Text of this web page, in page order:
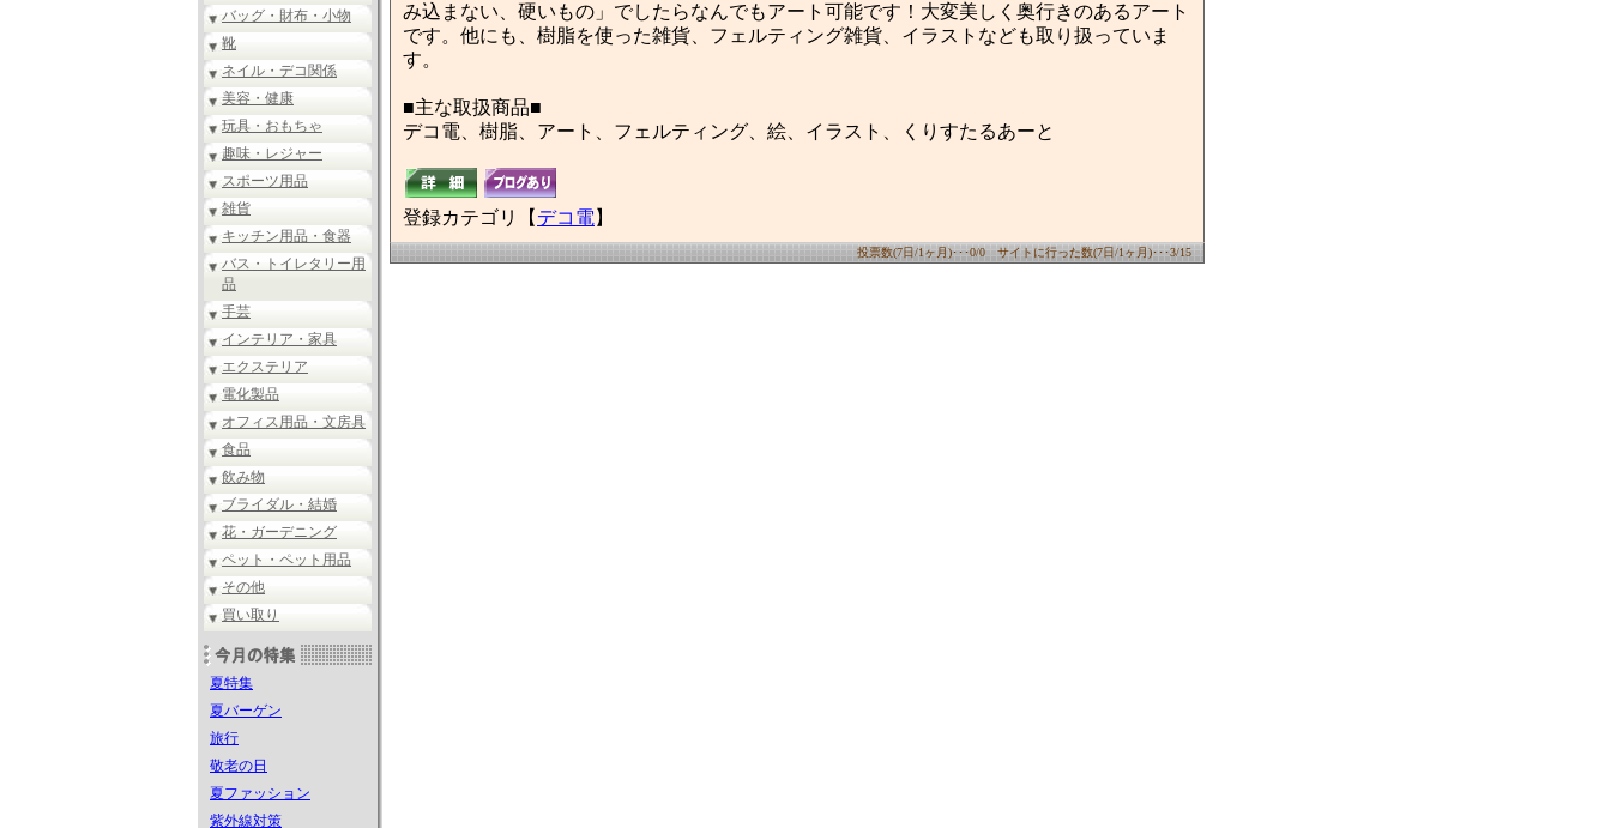
バッグ・財布・小物
靴
ネイル・デコ関係
美容・健康
玩具・おもちゃ
趣味・レジャー
スポーツ用品
雑貨
キッチン用品・食器
バス・トイレタリー用
品
手芸
インテリア・家具
エクステリア
電化製品
オフィス用品・文房具
食品
飲み物
ブライダル・結婚
花・ガーデニング
ペット・ペット用品
その他
買い取り
夏特集
夏バーゲン
旅行
敬老の日
夏ファッション
紫外線対策
み込まない、硬いもの」でしたらなんでもアート可能です！大変美しく奥行きのあるアート
です。他にも、樹脂を使った雑貨、フェルティング雑貨、イラストなども取り扱っていま
す。
■主な取扱商品■
デコ電、樹脂、アート、フェルティング、絵、イラスト、くりすたるあーと
登録カテゴリ【 デコ電】
投票数(7日/1ヶ月)･･･0/0 サイトに行った数(7日/1ヶ月)･･･3/15